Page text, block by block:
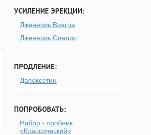
УСИЛЕНИЕ ЭРЕКЦИИ:
Дженерик Виагра
Дженерик Сиалис
ПРОДЛЕНИЕ:
Дапоксетин
ПОПРОБОВАТЬ:
Набор - пробник
«Классический»